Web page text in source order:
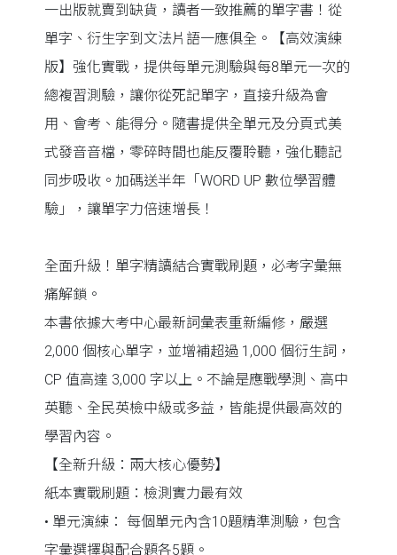
一出版就賣到缺貨，讀者一致推薦的單字書！從
單字、衍生字到文法片語一應俱全。【高效演練
版】強化實戰，提供每單元測驗與每8單元一次的
總複習測驗，讓你從死記單字，直接升級為會
用、會考、能得分。隨書提供全單元及分頁式美
式發音音檔，零碎時間也能反覆聆聽，強化聽記
同步吸收。加碼送半年「WORD UP 數位學習體
驗」，讓單字力倍速增長！
全面升級！單字精讀結合實戰刷題，必考字彙無
痛解鎖。
本書依據大考中心最新詞彙表重新編修，嚴選
2,000 個核心單字，並增補超過 1,000 個衍生詞，
CP 值高達 3,000 字以上。不論是應戰學測、高中
英聽、全民英檢中級或多益，皆能提供最高效的
學習內容。
【全新升級：兩大核心優勢】
紙本實戰刷題：檢測實力最有效
• 單元演練： 每個單元內含10題精準測驗，包含
字彙選擇與配合題各5題。